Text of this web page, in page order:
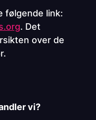
følgende link:
. Det
over de
vi?